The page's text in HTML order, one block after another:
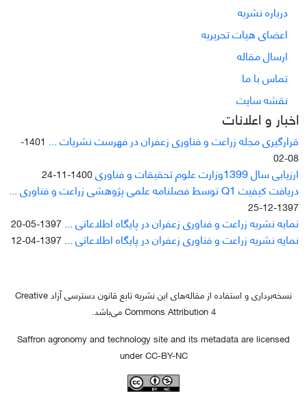
درباره نشریه
اعضای هیات تحریریه
ارسال مقاله
تماس با ما
نقشه سایت
اخبار و اعلانات
قرارگیری مجله زراعت و فناوری زعفران در فهرست نشریات ...
1401-
08-02
ارزیابی سال 1399وزارت علوم تحقیقات و فناوری 1400-11-24
دریافت کیفیت Q1 توسط فصلنامه علمی پژوهشی زراعت و فناوری ...
1397-12-25
نمایه نشریه زراعت و فناوری زعفران در پایگاه اطلاعاتی ... 1397-05-20
نمایه نشریه زراعت و فناوری زعفران در پایگاه اطلاعاتی ... 1397-04-12
نسخه‌برداری و استفاده از مقاله‌های این نشریه تابع قانون دسترسی آزاد Creative
Commons Attribution 4 می‌باشد.
Saffron agronomy and technology site and its metadata are licensed
under CC-BY-NC